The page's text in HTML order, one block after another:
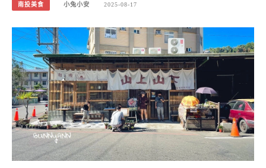
南投美食 小兔小安 2025-08-17